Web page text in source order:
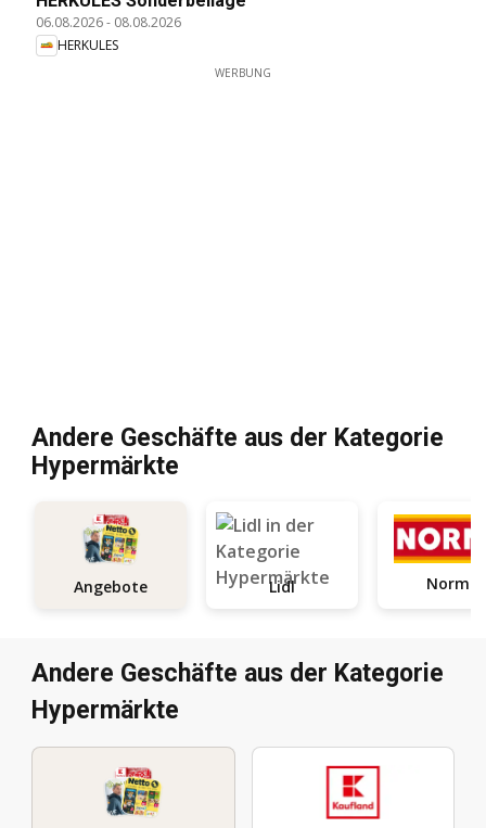
06.08.2026- 08.08.2026
HERKULES
WERBUNG
Andere Geschäfte aus der Kategorie
Hypermärkte
Angebote Lidl Norma
Andere Geschäfte aus der Kategorie
Hypermärkte